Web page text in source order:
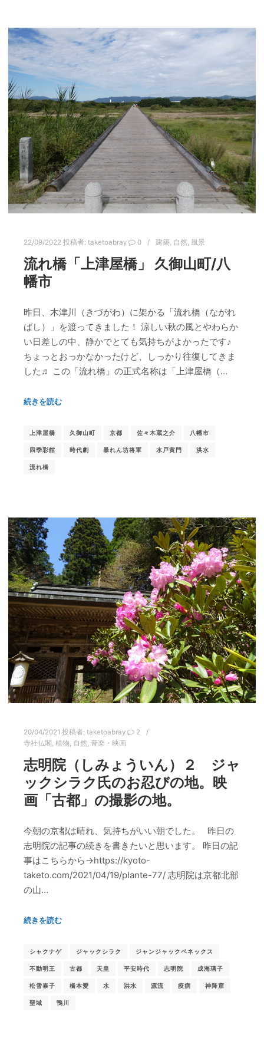
22/09/2022 投稿者: taketoabray 0 建築, 自然, 風景
流れ橋「上津屋橋」 久御山町/八
幡市
昨日、木津川（きづがわ）に架かる「流れ橋（ながれ
ばし）」を渡ってきました！ 涼しい秋の風とやわらか
い日差しの中、静かでとても気持ちがよかったです♪
ちょっとおっかなかったけど、しっかり往復してきま
した♬ この「流れ橋」の正式名称は「上津屋橋（…
続きを読む
上津屋橋 久御山町 京都 佐々木蔵之介 八幡市
四季彩館 時代劇 暴れん坊将軍 水戸黄門 洪水
流れ橋
20/04/2021 投稿者: taketoabray
2
寺社仏閣 , 植物, 自然, 音楽・映画
志明院（しみょういん）２ ジャ
ックシラク氏のお忍びの地。映
画「古都」の撮影の地。
今朝の京都は晴れ、気持ちがいい朝でした。 昨日の
志明院の記事の続きを書きたいと思います。 昨日の記
事はこちらから→https://kyoto-
taketo.com/2021/04/19/plante-77/ 志明院は京都北部
の山…
続きを読む
シャクナゲ ジャックシラク ジャンジャックベネックス
不動明王 古都 天皇 平安時代 志明院 成海璃子
松雪泰子 橋本愛 水 洪水 源流 疫病 神降窟
聖域 鴨川